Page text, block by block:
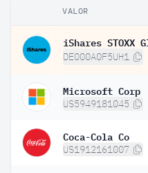
VALOR
DE000A0F5UH1
Microsoft Corp
US5949181045
Coca-Cola Co
US1912161007